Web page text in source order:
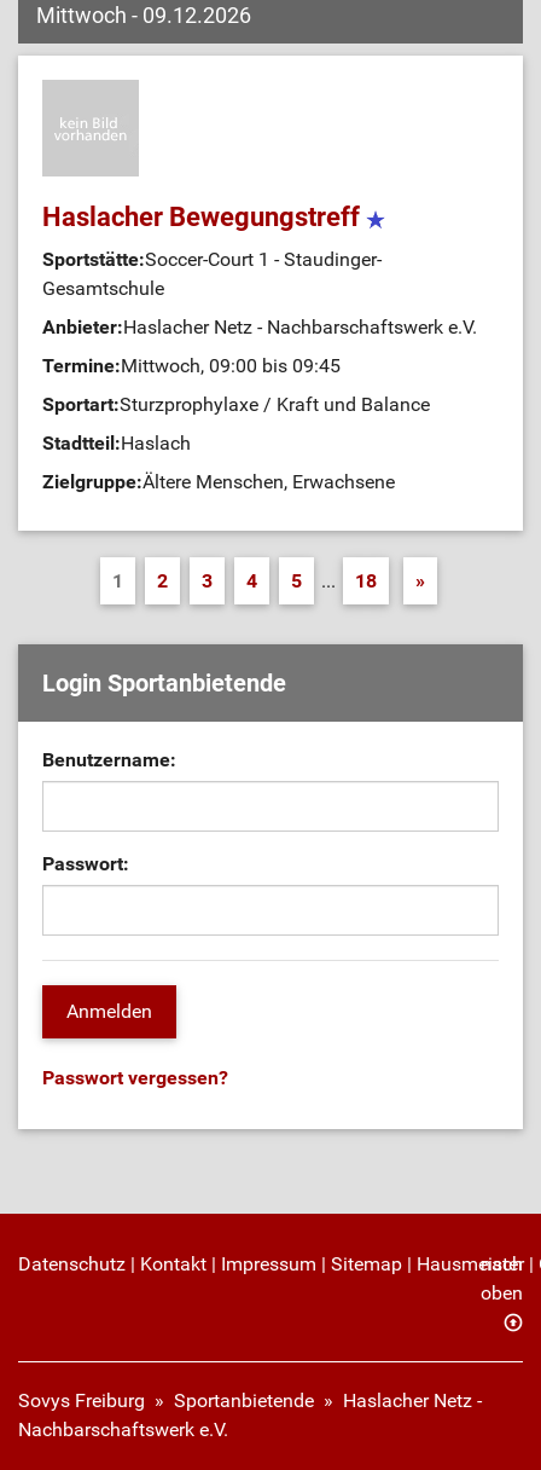
Mittwoch - 09.12.2026
Haslacher Bewegungstreff
Sportstätte:Soccer-Court 1 - Staudinger-
Gesamtschule
Anbieter:Haslacher Netz - Nachbarschaftswerk e.V.
Termine:Mittwoch, 09:00 bis 09:45
Sportart:Sturzprophylaxe / Kraft und Balance
Stadtteil:Haslach
Zielgruppe:Ältere Menschen, Erwachsene
1 2 3 4 5 ... 18 »
Login Sportanbietende
Benutzername:
Passwort:
Passwort vergessen?
Datenschutz | Kontakt | Impressum | Sitemap | Hausmeister|
nach
oben
Sovys Freiburg » Sportanbietende » Haslacher Netz -
Nachbarschaftswerk e.V.